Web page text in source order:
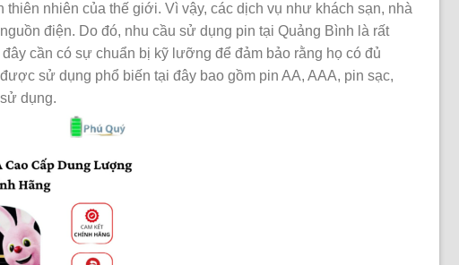
nhiên của thế giới. Vì vậy, các dịch vụ như khách sạn, nhà
điện. Do đó, nhu cầu sử dụng pin tại Quảng Bình là rất
cần có sự chuẩn bị kỹ lưỡng để đảm bảo rằng họ có đủ
sử dụng phổ biến tại đây bao gồm pin AA, AAA, pin sạc,
dụng.